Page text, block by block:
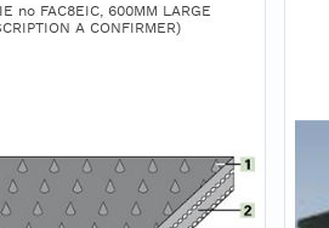
no FAC8EIC, 600MM LARGE
A CONFIRMER)